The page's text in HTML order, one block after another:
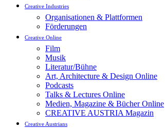
Creative Industries
Organisationen & Plattformen
Förderungen
Creative Online
Film
Musik
Literatur/Bühne
Art, Architecture & Design Online
Podcasts
Talks & Lectures Online
Medien, Magazine & Bücher Online
CREATIVE AUSTRIA Magazin
Creative Austrians